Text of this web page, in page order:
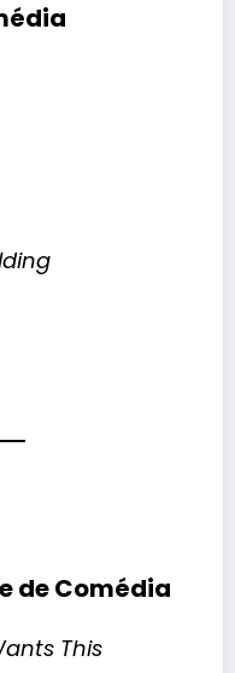
de Comédia
This